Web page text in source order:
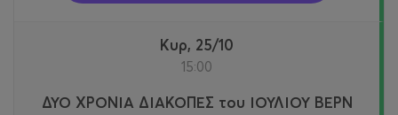
Κυρ, 25/10
15:00
ΔΥΟ ΧΡΟΝΙΑ ΔΙΑΚΟΠΕΣ του ΙΟΥΛΙΟΥ ΒΕΡΝ